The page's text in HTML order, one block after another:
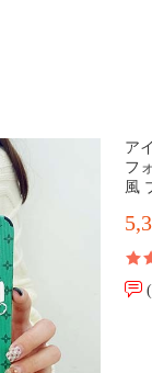
ア
フ
風